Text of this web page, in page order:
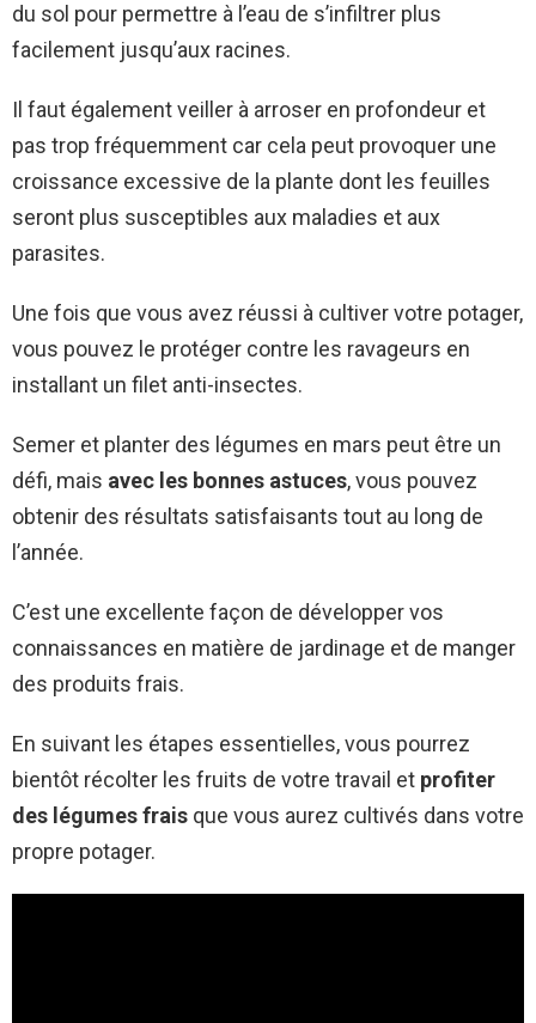
du sol pour permettre à l’eau de s’infiltrer plus
facilement jusqu’aux racines.
Il faut également veiller à arroser en profondeur et
pas trop fréquemment car cela peut provoquer une
croissance excessive de la plante dont les feuilles
seront plus susceptibles aux maladies et aux
parasites.
Une fois que vous avez réussi à cultiver votre potager,
vous pouvez le protéger contre les ravageurs en
installant un filet anti-insectes.
Semer et planter des légumes en mars peut être un
défi, mais avec les bonnes astuces, vous pouvez
obtenir des résultats satisfaisants tout au long de
l’année.
C’est une excellente façon de développer vos
connaissances en matière de jardinage et de manger
des produits frais.
En suivant les étapes essentielles, vous pourrez
bientôt récolter les fruits de votre travail et profiter
des légumes frais que vous aurez cultivés dans votre
propre potager.